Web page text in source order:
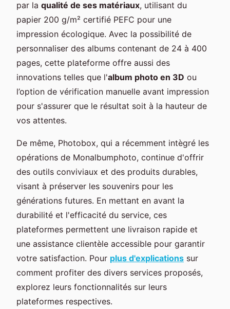
par la qualité de ses matériaux, utilisant du
papier 200 g/m² certifié PEFC pour une
impression écologique. Avec la possibilité de
personnaliser des albums contenant de 24 à 400
pages, cette plateforme offre aussi des
innovations telles que l'album photo en 3D ou
l’option de vérification manuelle avant impression
pour s'assurer que le résultat soit à la hauteur de
vos attentes.
De même, Photobox, qui a récemment intègré les
opérations de Monalbumphoto, continue d'offrir
des outils conviviaux et des produits durables,
visant à préserver les souvenirs pour les
générations futures. En mettant en avant la
durabilité et l'efficacité du service, ces
plateformes permettent une livraison rapide et
une assistance clientèle accessible pour garantir
votre satisfaction. Pour plus d'explications sur
comment profiter des divers services proposés,
explorez leurs fonctionnalités sur leurs
plateformes respectives.